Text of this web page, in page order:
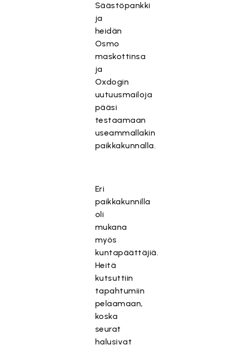
Säästöpankki
ja
heidän
Osmo
maskottinsa
ja
Oxdogin
uutuusmailoja
pääsi
testaamaan
useammallakin
paikkakunnalla.
Eri
paikkakunnilla
oli
mukana
myös
kuntapäättäjiä.
Heitä
kutsuttiin
tapahtumiin
pelaamaan,
koska
seurat
halusivat